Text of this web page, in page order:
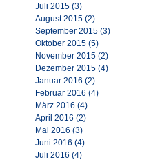
Juli 2015 (3)
August 2015 (2)
September 2015 (3)
Oktober 2015 (5)
November 2015 (2)
Dezember 2015 (4)
Januar 2016 (2)
Februar 2016 (4)
März 2016 (4)
April 2016 (2)
Mai 2016 (3)
Juni 2016 (4)
Juli 2016 (4)